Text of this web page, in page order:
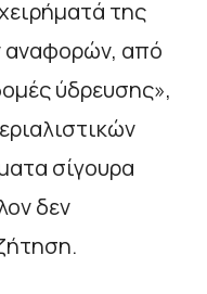
της
αναφορών, από
ύδρευσης»,
σίγουρα
δεν